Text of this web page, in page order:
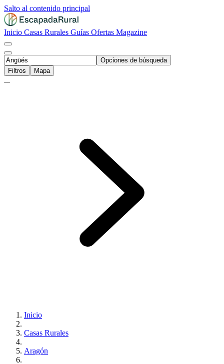
Salto al contenido principal
Inicio Casas Rurales Guías Ofertas Magazine
Opciones de búsqueda
Filtros
Mapa
...
Inicio
Casas Rurales
Aragón